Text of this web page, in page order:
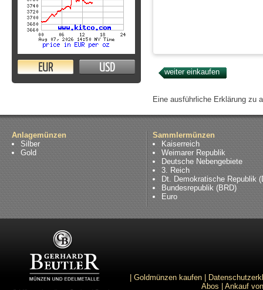
EUR USD
Eine ausführliche Erklärung zu
Anlagemünzen
Silber
Gold
Sammlermünzen
Kaiserreich
Weimarer Republik
Deutsche Nebengebiete
3. Reich
Dt. Demokratische Republik
Bundesrepublik (BRD)
Euro
| Goldmünzen kaufen |
Abos | Ankauf